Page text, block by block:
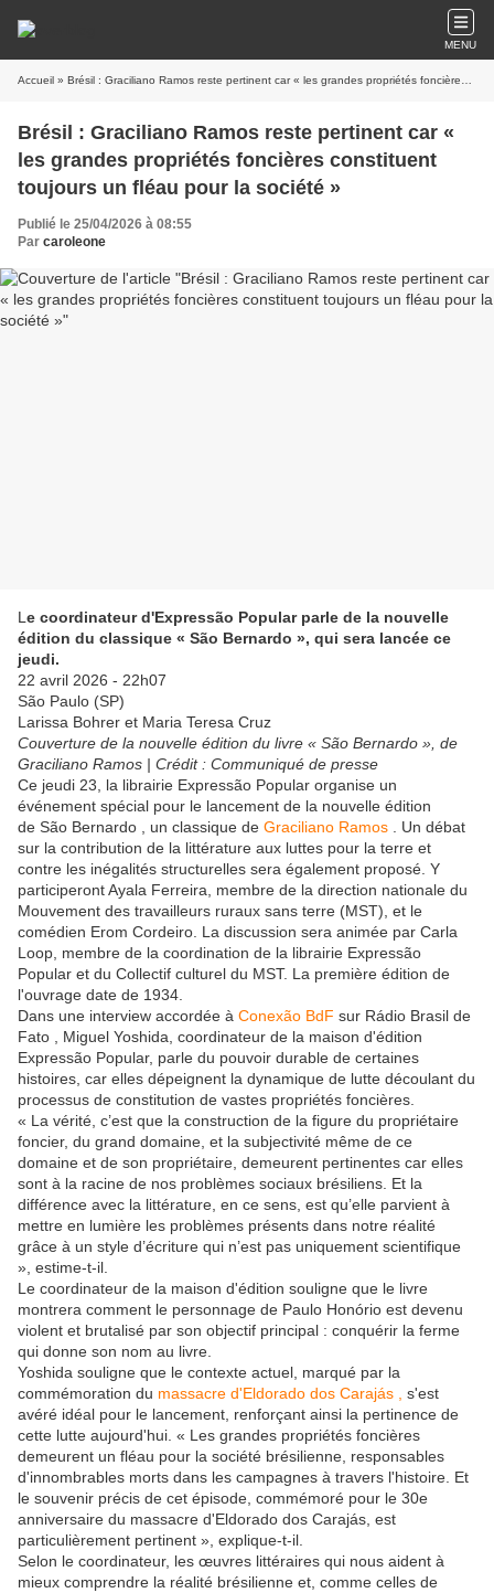
MENU
Accueil » Brésil : Graciliano Ramos reste pertinent car « les grandes propriétés foncières constituent toujours un fléau pour la société »
Brésil : Graciliano Ramos reste pertinent car «
les grandes propriétés foncières constituent
toujours un fléau pour la société »
Publié le 25/04/2026 à 08:55
Par caroleone
L e coordinateur d'Expressão Popular parle de la nouvelle
édition du classique « São Bernardo », qui sera lancée ce
jeudi.
22 avril 2026 - 22h07
São Paulo (SP)
Larissa Bohrer et Maria Teresa Cruz
Couverture de la nouvelle édition du livre « São Bernardo », de
Graciliano Ramos | Crédit : Communiqué de presse
Ce jeudi 23, la librairie Expressão Popular organise un
événement spécial pour le lancement de la nouvelle édition
de São Bernardo , un classique de Graciliano Ramos . Un débat
sur la contribution de la littérature aux luttes pour la terre et
contre les inégalités structurelles sera également proposé. Y
participeront Ayala Ferreira, membre de la direction nationale du
Mouvement des travailleurs ruraux sans terre (MST), et le
comédien Erom Cordeiro. La discussion sera animée par Carla
Loop, membre de la coordination de la librairie Expressão
Popular et du Collectif culturel du MST. La première édition de
l'ouvrage date de 1934.
Dans une interview accordée à Conexão BdF sur Rádio Brasil de
Fato , Miguel Yoshida, coordinateur de la maison d'édition
Expressão Popular, parle du pouvoir durable de certaines
histoires, car elles dépeignent la dynamique de lutte découlant du
processus de constitution de vastes propriétés foncières.
« La vérité, c’est que la construction de la figure du propriétaire
foncier, du grand domaine, et la subjectivité même de ce
domaine et de son propriétaire, demeurent pertinentes car elles
sont à la racine de nos problèmes sociaux brésiliens. Et la
différence avec la littérature, en ce sens, est qu’elle parvient à
mettre en lumière les problèmes présents dans notre réalité
grâce à un style d’écriture qui n’est pas uniquement scientifique
», estime-t-il.
Le coordinateur de la maison d'édition souligne que le livre
montrera comment le personnage de Paulo Honório est devenu
violent et brutalisé par son objectif principal : conquérir la ferme
qui donne son nom au livre.
Yoshida souligne que le contexte actuel, marqué par la
commémoration du massacre d'Eldorado dos Carajás ,
s'est
avéré idéal pour le lancement, renforçant ainsi la pertinence de
cette lutte aujourd'hui. « Les grandes propriétés foncières
demeurent un fléau pour la société brésilienne, responsables
d'innombrables morts dans les campagnes à travers l'histoire. Et
le souvenir précis de cet épisode, commémoré pour le 30e
anniversaire du massacre d'Eldorado dos Carajás, est
particulièrement pertinent », explique-t-il.
Selon le coordinateur, les œuvres littéraires qui nous aident à
mieux comprendre la réalité brésilienne et, comme celles de